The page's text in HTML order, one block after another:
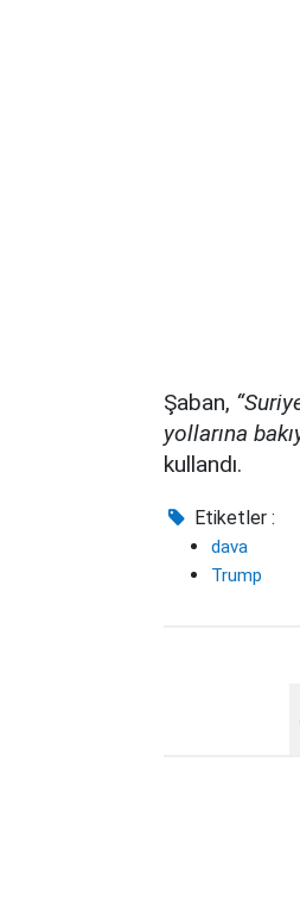
Şaban,
yollarına
kullandı.
Etiketler :
dava
Trump